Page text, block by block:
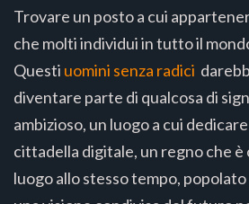
Trovare un posto a cui
che molti individui in tutto il
Questi uomini senza radici
diventare parte di qualcosa di
ambizioso, un luogo a cui
cittadella digitale, un regno che è
luogo allo stesso tempo,